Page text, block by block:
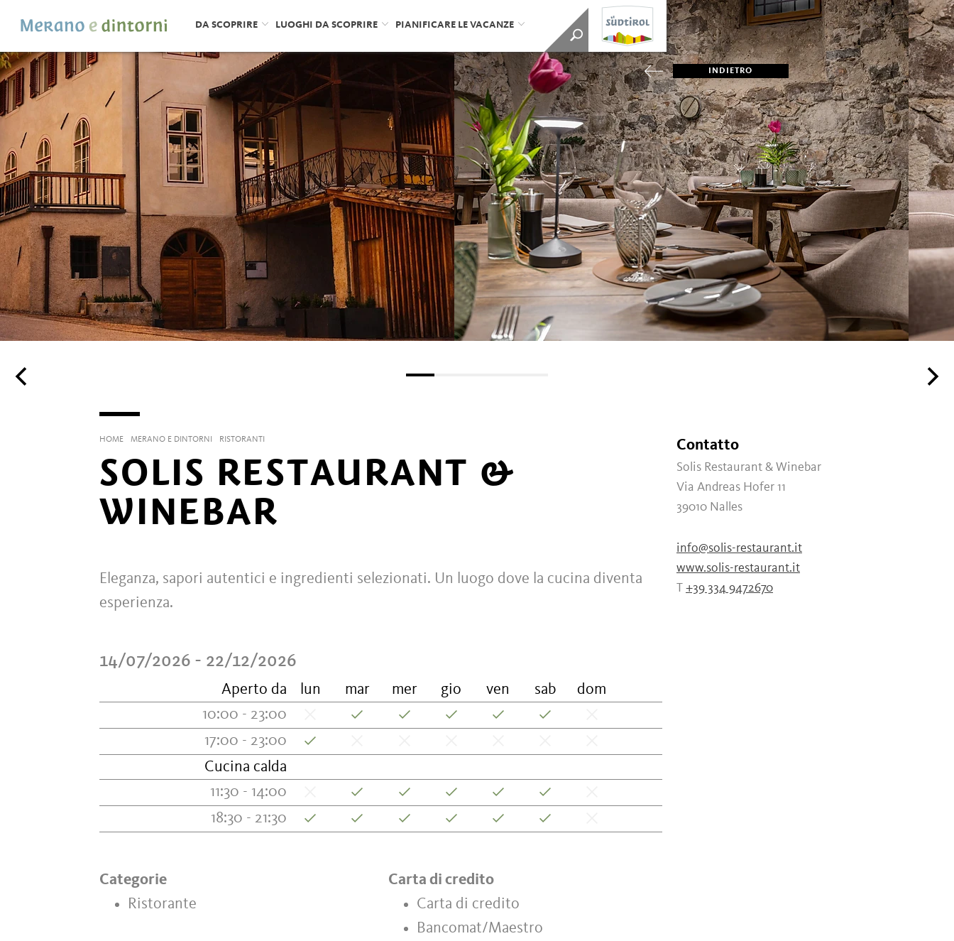
DA SCOPRIRE LUOGHI DA SCOPRIRE PIANIFICARE LE VACANZE
INDIETRO
HOME MERANO E DINTORNI RISTORANTI
SOLIS RESTAURANT &
WINEBAR
Eleganza, sapori autentici e ingredienti selezionati. Un luogo dove la cucina diventa
esperienza.
14/07/2026 - 22/12/2026
Aperto da lun mar mer gio ven sab
dom
10:00 - 23:00
17:00 - 23:00
Cucina calda
11:30 - 14:00
18:30 - 21:30
Categorie
Ristorante
Carta di credito
Carta di credito
Bancomat/Maestro
Contatto
Solis Restaurant & Winebar
Via Andreas Hofer 11
39010 Nalles
info@solis-restaurant.it
www.solis-restaurant.it
T +39 334 9472670